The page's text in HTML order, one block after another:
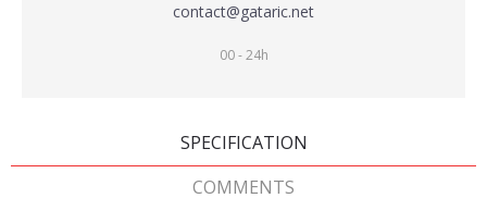
contact@gataric.net
00 - 24h
SPECIFICATION
COMMENTS